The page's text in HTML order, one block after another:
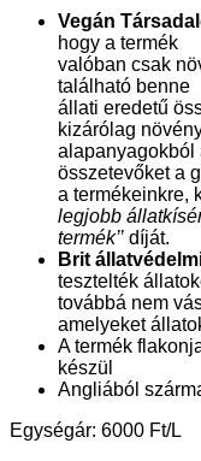
Vegán
hogy a termék
valóban csak
található benne
állati eredetű
kizárólag
alapanyagokból
összetevőket a
a termékeinkre,
legjobb
termék’’ díját.
Brit
tesztelték
továbbá nem
amelyeket
A termék
készül
Angliából
Egységár: 6000 Ft/L